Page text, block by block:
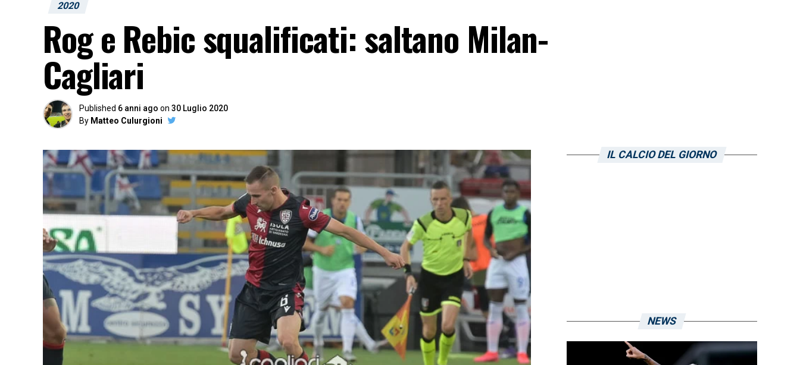
2020
Rog e Rebic squalificati: saltano Milan-
Cagliari
Published 6 anni ago on 30 Luglio 2020
By Matteo Culurgioni
IL CALCIO DEL GIORNO
NEWS